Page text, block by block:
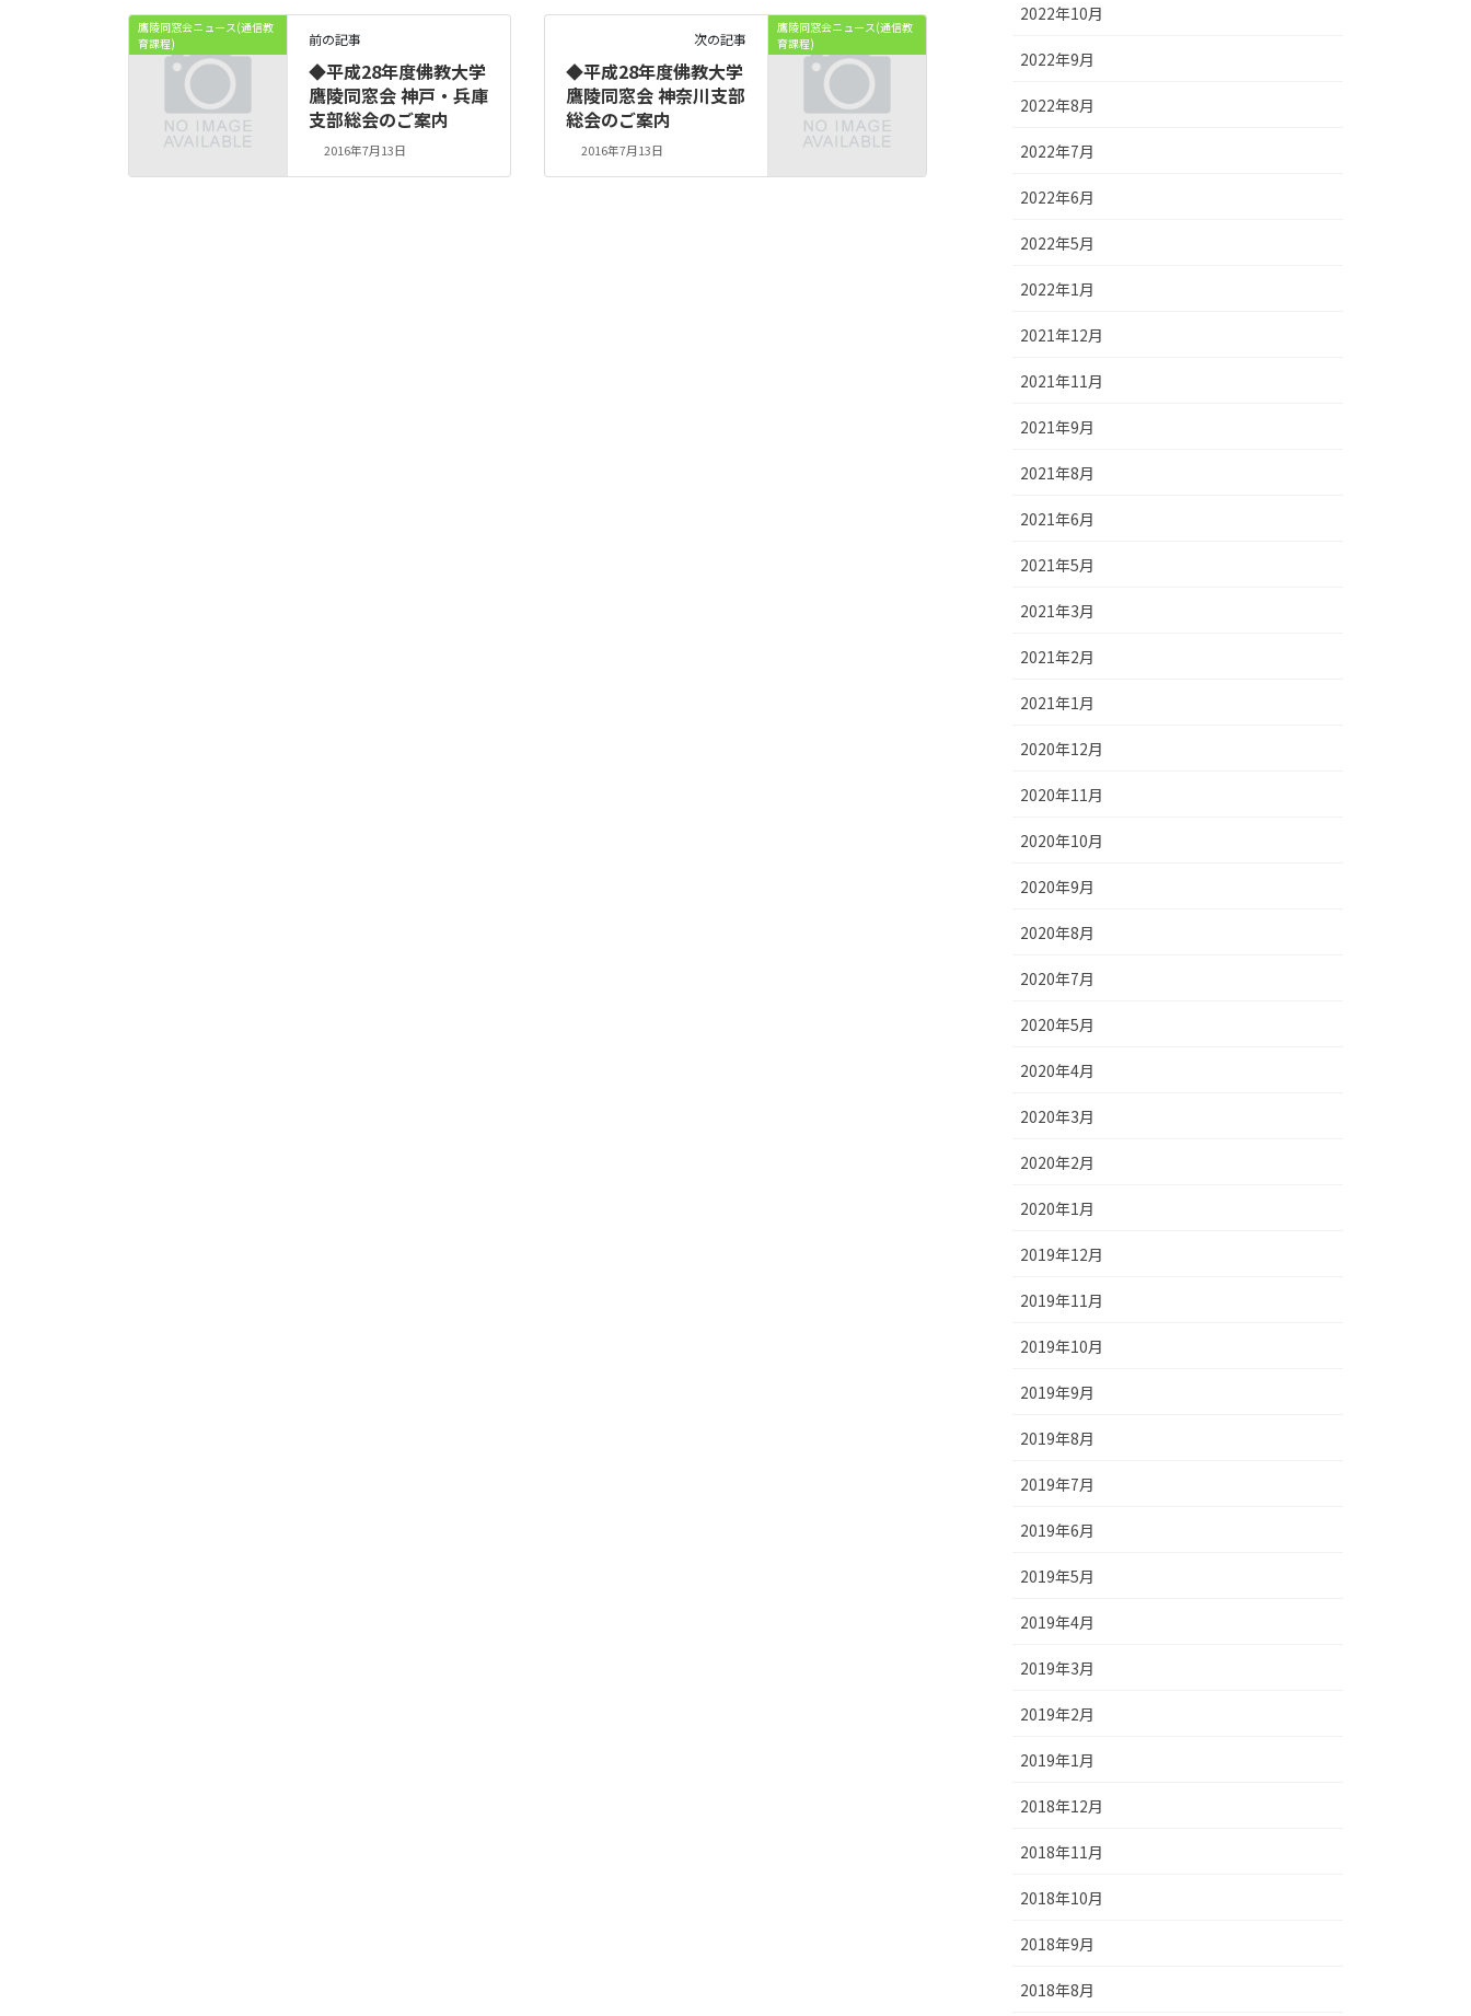
鷹陵同窓会ニュース(通信教
育課程)
前の記事
◆平成28年度佛教大学
鷹陵同窓会 神戸・兵庫
支部総会のご案内
2016年7月13日
鷹陵同窓会ニュース(通信教
育課程)
次の記事
◆平成28年度佛教大学
鷹陵同窓会 神奈川支部
総会のご案内
2016年7月13日
2022年10月
2022年9月
2022年8月
2022年7月
2022年6月
2022年5月
2022年1月
2021年12月
2021年11月
2021年9月
2021年8月
2021年6月
2021年5月
2021年3月
2021年2月
2021年1月
2020年12月
2020年11月
2020年10月
2020年9月
2020年8月
2020年7月
2020年5月
2020年4月
2020年3月
2020年2月
2020年1月
2019年12月
2019年11月
2019年10月
2019年9月
2019年8月
2019年7月
2019年6月
2019年5月
2019年4月
2019年3月
2019年2月
2019年1月
2018年12月
2018年11月
2018年10月
2018年9月
2018年8月